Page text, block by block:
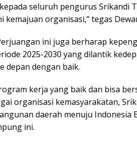
seluruh pengurus Srikandi
kemajuan organisasi,” tegas
ini juga berharap
2025-2030 yang dilantik
depan dengan baik.
kerja yang baik dan bisa
organisasi kemasyarakatan,
daerah menuju Indonesia
ini.